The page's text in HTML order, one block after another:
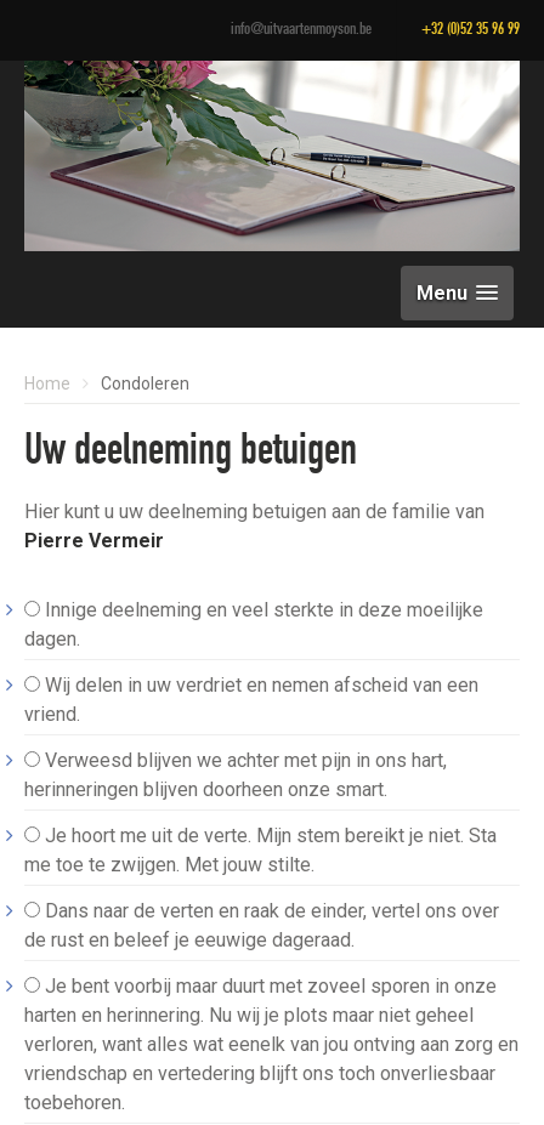
info@uitvaartenmoyson.be +32 (0)52 35 96 99
Menu
Home Condoleren
Uw deelneming betuigen
Hier kunt u uw deelneming betuigen aan de familie van
Pierre Vermeir
Innige deelneming en veel sterkte in deze moeilijke
dagen.
Wij delen in uw verdriet en nemen afscheid van een
vriend.
Verweesd blijven we achter met pijn in ons hart,
herinneringen blijven doorheen onze smart.
Je hoort me uit de verte. Mijn stem bereikt je niet. Sta
me toe te zwijgen. Met jouw stilte.
Dans naar de verten en raak de einder, vertel ons over
de rust en beleef je eeuwige dageraad.
Je bent voorbij maar duurt met zoveel sporen in onze
harten en herinnering. Nu wij je plots maar niet geheel
verloren, want alles wat eenelk van jou ontving aan zorg en
vriendschap en vertedering blijft ons toch onverliesbaar
toebehoren.